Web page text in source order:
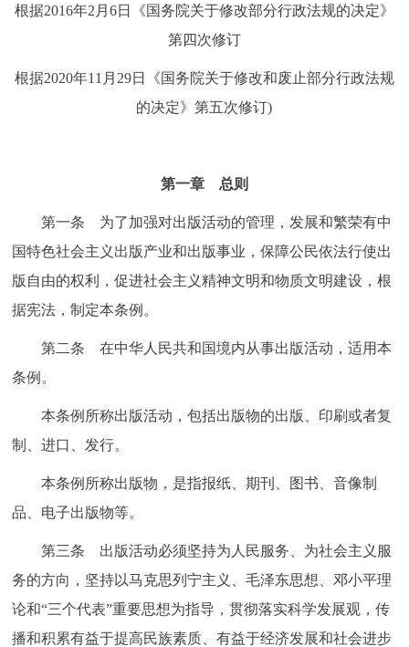
我要咨询
参与调查 在线访谈 图说互动
十六区概览
多语种
ESPAÑOL
ITALIANO
回到顶部
根据2016年2月6日《国务院关于修改部分行政法规的决定》
第四次修订
根据2020年11月29日《国务院关于修改和废止部分行政法规
的决定》第五次修订)
第一章 总则
第一条 为了加强对出版活动的管理，发展和繁荣有中
国特色社会主义出版产业和出版事业，保障公民依法行使出
版自由的权利，促进社会主义精神文明和物质文明建设，根
据宪法，制定本条例。
第二条 在中华人民共和国境内从事出版活动，适用本
条例。
本条例所称出版活动，包括出版物的出版、印刷或者复
制、进口、发行。
本条例所称出版物，是指报纸、期刊、图书、音像制
品、电子出版物等。
第三条 出版活动必须坚持为人民服务、为社会主义服
务的方向，坚持以马克思列宁主义、毛泽东思想、邓小平理
论和“三个代表”重要思想为指导，贯彻落实科学发展观，传
播和积累有益于提高民族素质、有益于经济发展和社会进步